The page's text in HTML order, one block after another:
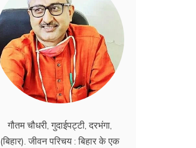
गौतम चौधरी, गुदाईपट्टी, दरभंगा,
(बिहार). जीवन परिचय : बिहार के एक